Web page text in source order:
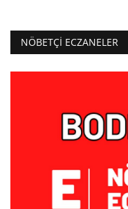
NÖBETÇI ECZANELER